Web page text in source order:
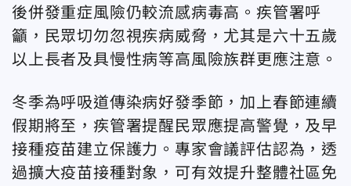
後併發重症風險仍較流感病毒高。疾管署呼
籲，民眾切勿忽視疾病威脅，尤其是六十五歲
以上長者及具慢性病等高風險族群更應注意。
冬季為呼吸道傳染病好發季節，加上春節連續
假期將至，疾管署提醒民眾應提高警覺，及早
接種疫苗建立保護力。專家會議評估認為，透
過擴大疫苗接種對象，可有效提升整體社區免